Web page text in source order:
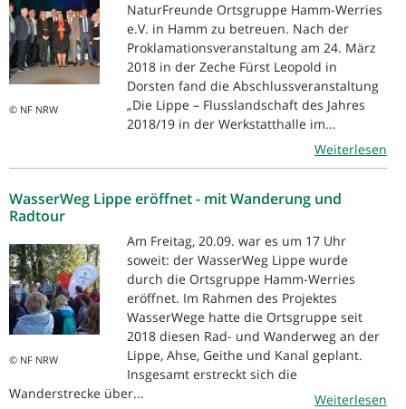
© NF NRW
NaturFreunde Ortsgruppe Hamm-Werries
e.V. in Hamm zu betreuen. Nach der
Proklamationsveranstaltung am 24. März
2018 in der Zeche Fürst Leopold in
Dorsten fand die Abschlussveranstaltung
„Die Lippe – Flusslandschaft des Jahres
2018/19 in der Werkstatthalle im...
Weiterlesen
WasserWeg Lippe eröffnet - mit Wanderung und
Radtour
© NF NRW
Am Freitag, 20.09. war es um 17 Uhr
soweit: der WasserWeg Lippe wurde
durch die Ortsgruppe Hamm-Werries
eröffnet. Im Rahmen des Projektes
WasserWege hatte die Ortsgruppe seit
2018 diesen Rad- und Wanderweg an der
Lippe, Ahse, Geithe und Kanal geplant.
Insgesamt erstreckt sich die
Wanderstrecke über...
Weiterlesen